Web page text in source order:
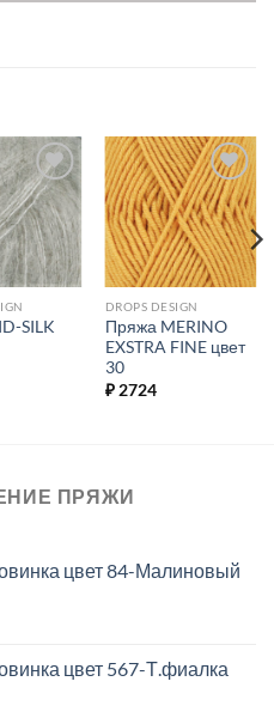
в
SILK
Добавить в
избранное.
DROPS DESIGN
Пряжа MERINO
EXSTRA FINE цвет
30
₽2724
ПРЯЖИ
цвет 84-Малиновый
цвет 567-Т.фиалка